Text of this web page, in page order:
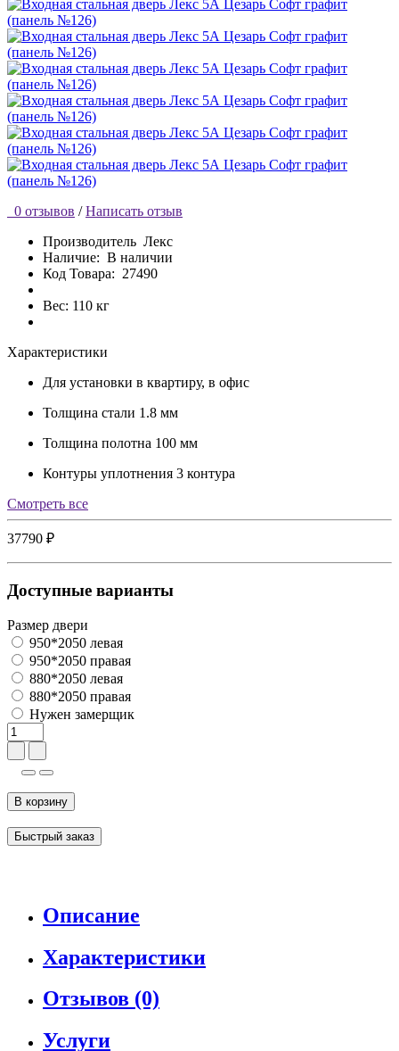
0 отзывов / Написать отзыв
Производитель Лекс
Наличие: В наличии
Код Товара: 27490
Вес: 110 кг
Характеристики
Для установки в квартиру, в офис
Толщина стали 1.8 мм
Толщина полотна 100 мм
Контуры уплотнения 3 контура
Cмотреть все
37790 ₽
Доступные варианты
Размер двери
950*2050 левая
950*2050 правая
880*2050 левая
880*2050 правая
Нужен замерщик
В корзину
Быстрый заказ
Описание
Характеристики
Отзывов (0)
Услуги